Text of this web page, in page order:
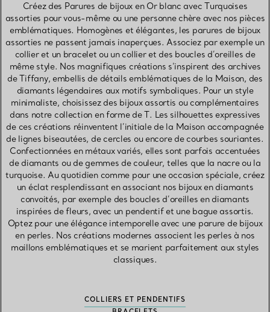
Créez des Parures de bijoux en Or blanc avec Turquoises
assorties pour vous-même ou une personne chère avec nos pièces
emblématiques. Homogènes et élégantes, les parures de bijoux
assorties ne passent jamais inaperçues. Associez par exemple un
collier et un bracelet ou un collier et des boucles d’oreilles de
même style. Nos magnifiques créations s’inspirent des archives
de Tiffany, embellis de détails emblématiques de la Maison, des
diamants légendaires aux motifs symboliques. Pour un style
minimaliste, choisissez des bijoux assortis ou complémentaires
dans notre collection en forme de T. Les silhouettes expressives
de ces créations réinventent l’initiale de la Maison accompagnée
de lignes biseautées, de cercles ou encore de courbes souriantes.
Confectionnées en métaux variés, elles sont parfois accentuées
de diamants ou de gemmes de couleur, telles que la nacre ou la
turquoise. Au quotidien comme pour une occasion spéciale, créez
un éclat resplendissant en associant nos bijoux en diamants
convoités, par exemple des boucles d’oreilles en diamants
inspirées de fleurs, avec un pendentif et une bague assortis.
Optez pour une élégance intemporelle avec une parure de bijoux
en perles. Nos créations modernes associent les perles à nos
maillons emblématiques et se marient parfaitement aux styles
classiques.
COLLIERS ET PENDENTIFS